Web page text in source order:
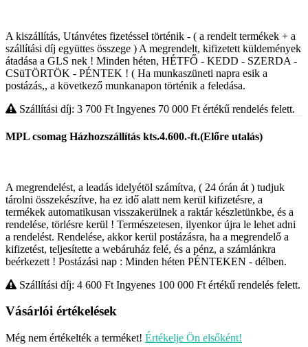
A kiszállítás, Utánvétes fizetéssel történik - ( a rendelt termékek + a
szállítási díj együttes összege ) A megrendelt, kifizetett küldemények
átadása a GLS nek ! Minden héten, HÉTFŐ - KEDD - SZERDA -
CSüTÖRTÖK - PÉNTEK ! ( Ha munkaszüneti napra esik a
postázás,, a következő munkanapon történik a feledása.
Szállítási díj: 3 700 Ft Ingyenes 70 000 Ft értékű rendelés felett.
MPL csomag Házhozszállítás kts.4.600.-ft.(Előre utalás)
A megrendelést, a leadás idelyétöl számítva, ( 24 órán át ) tudjuk
tárolni összekészítve, ha ez idő alatt nem kerül kifizetésre, a
termékek automatikusan visszakerülnek a raktár készletünkbe, és a
rendelése, törlésre kerül ! Természetesen, ilyenkor újra le lehet adni
a rendelést. Rendelése, akkor kerül postázásra, ha a megrendelő a
kifizetést, teljesítette a webáruház felé, és a pénz, a számlánkra
beérkezett ! Postázási nap : Minden héten PÉNTEKEN - délben.
Szállítási díj: 4 600 Ft Ingyenes 100 000 Ft értékű rendelés felett.
Vásárlói értékelések
Még nem értékelték a terméket! Értékelje Ön elsőként!